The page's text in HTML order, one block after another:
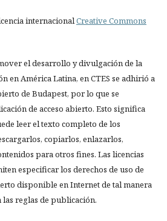
internacionalCreative Commons
el desarrollo y divulgación de la
en América Latina, en CTES se adhirió a
de Budapest, por lo que se
de acceso abierto. Esto significa
leer el texto completo de los
copiarlos, enlazarlos,
para otros fines. Las licencias
especificar los derechos de uso de
disponible en Internet de tal manera
reglas de publicación.